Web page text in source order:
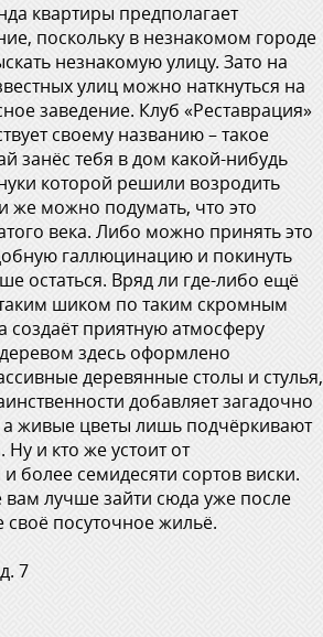
квартиры предполагает
поскольку в незнакомом городе
незнакомую улицу. Зато на
улиц можно наткнуться на
заведение. Клуб «Реставрация»
своему названию – такое
занёс тебя в дом какой-нибудь
которой решили возродить
же можно подумать, что это
века. Либо можно принять это
галлюцинацию и покинуть
остаться. Вряд ли где-либо ещё
шиком по таким скромным
создаёт приятную атмосферу
здесь оформлено
деревянные столы и стулья,
добавляет загадочно
живые цветы лишь подчёркивают
и кто же устоит от
более семидесяти сортов виски.
вам лучше зайти сюда уже после
своё посуточное жильё.
7